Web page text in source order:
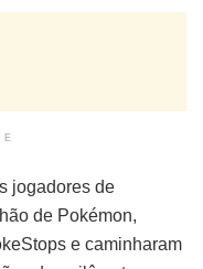
jogadores de
de Pokémon,
e caminharam